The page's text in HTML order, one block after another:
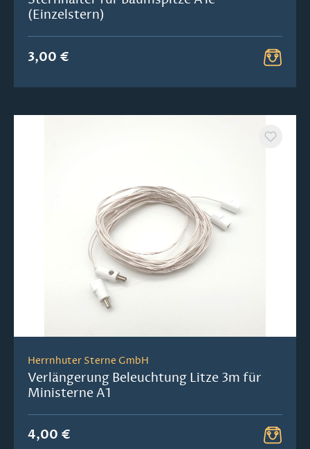
(Einzelstern)
3,00 €
Herrnhuter Sterne GmbH
Verlängerung Beleuchtung Litze 3m für
Ministerne A1
4,00 €